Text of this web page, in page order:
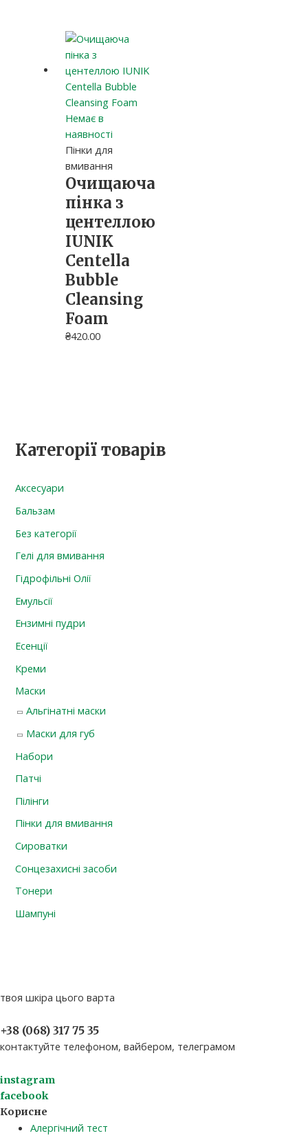
Категорії товарів
Аксесуари
Бальзам
Без категорії
Гелі для вмивання
Гідрофільні Олії
Емульсії
Ензимні пудри
Есенції
Креми
Маски
Альгінатні маски
Маски для губ
Набори
Патчі
Пілінги
Пінки для вмивання
Сироватки
Сонцезахисні засоби
Тонери
Шампуні
Немає в
наявності
Пінки для
вмивання
Очищаюча
пінка з
центеллою
IUNIK
Centella
Bubble
Cleansing
Foam
₴420.00
твоя шкіра цього варта
+38 (068) 317 75 35​
контактуйте телефоном, вайбером, телеграмом
instagram
facebook
Корисне
Алергічний тест